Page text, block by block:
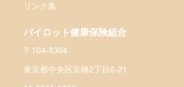
リンク集
パイロット健康保険組合
〒104-8304
東京都中央区京橋2丁目6-21